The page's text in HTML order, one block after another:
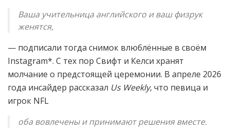
Ваша учительница английского и ваш физрук
женятся,
— подписали тогда снимок влюблённые в своём
Instagram*. С тех пор Свифт и Келси хранят
молчание о предстоящей церемонии. В апреле 2026
года инсайдер рассказал Us Weekly, что певица и
игрок NFL
оба вовлечены и принимают решения вместе.